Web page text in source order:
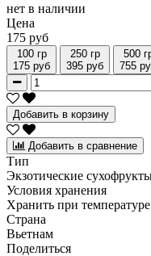
нет в наличии
Цена
175 руб
100 гр
175 руб
250 гр
395 руб
500
755
Добавить в корзину
Добавить в сравнение
Тип
Экзотические
Условия хранения
Хранить при
Страна
Вьетнам
Поделиться